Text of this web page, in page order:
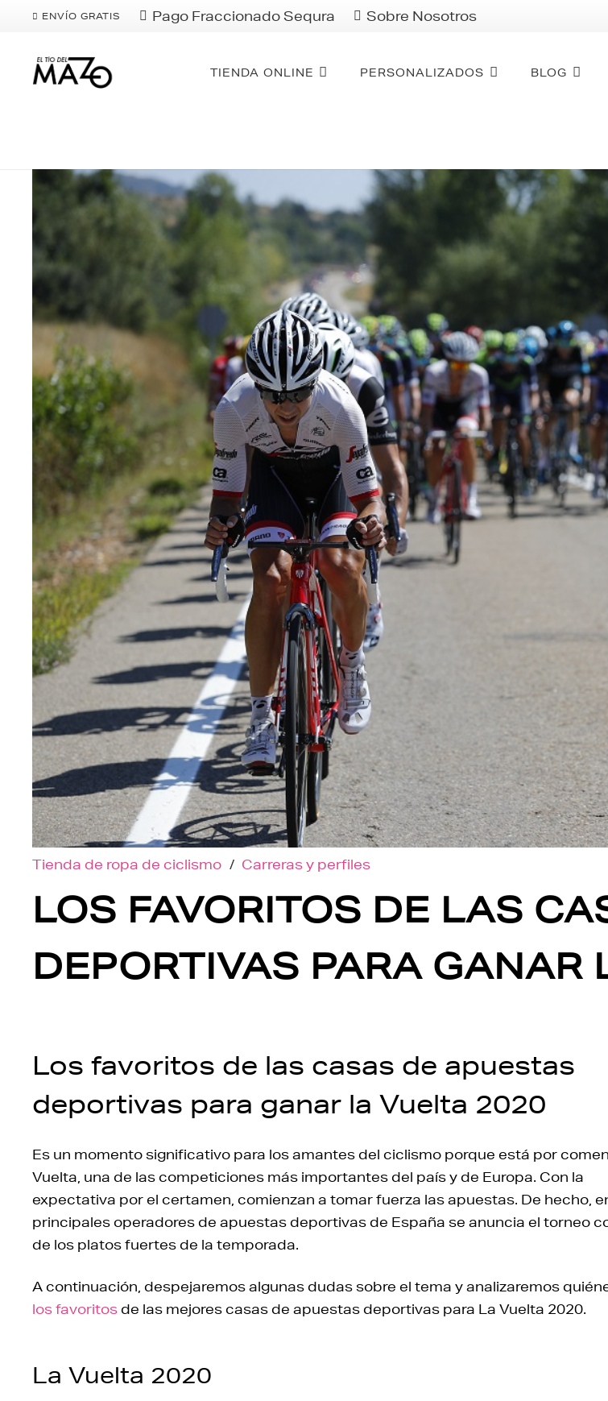
ENVÍO GRATIS Pago Fraccionado Sequra Sobre Nosotros
TIENDA ONLINE PERSONALIZADOS BLOG
Tienda de ropa de ciclismo / Carreras y perfiles
LOS FAVORITOS DE LAS
DEPORTIVAS PARA GANAR
Los favoritos de las casas de apuestas
deportivas para ganar la Vuelta 2020
Es un momento significativo para los amantes del ciclismo porque está por
Vuelta, una de las competiciones más importantes del país y de Europa. Con la
expectativa por el certamen, comienzan a tomar fuerza las apuestas. De hecho,
principales operadores de apuestas deportivas de España se anuncia el torneo
de los platos fuertes de la temporada.
A continuación, despejaremos algunas dudas sobre el tema y analizaremos
los favoritosde las mejores casas de apuestas deportivas para La Vuelta 2020.
La Vuelta 2020